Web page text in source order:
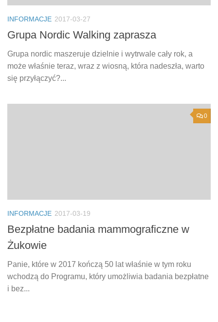
INFORMACJE 2017-03-27
Grupa Nordic Walking zaprasza
Grupa nordic maszeruje dzielnie i wytrwale cały rok, a
może właśnie teraz, wraz z wiosną, która nadeszła, warto
się przyłączyć?...
0
INFORMACJE 2017-03-19
Bezpłatne badania mammograficzne w
Żukowie
Panie, które w 2017 kończą 50 lat właśnie w tym roku
wchodzą do Programu, który umożliwia badania bezpłatne
i bez...